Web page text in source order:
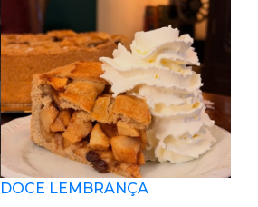
DOCE LEMBRANÇA